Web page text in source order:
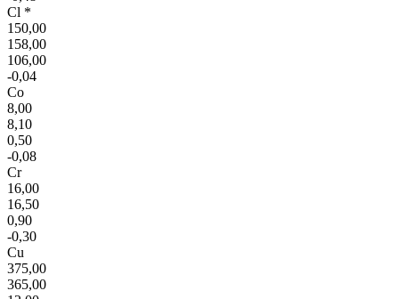
Cl *
150,00
158,00
106,00
-0,04
Co
8,00
8,10
0,50
-0,08
Cr
16,00
16,50
0,90
-0,30
Cu
375,00
365,00